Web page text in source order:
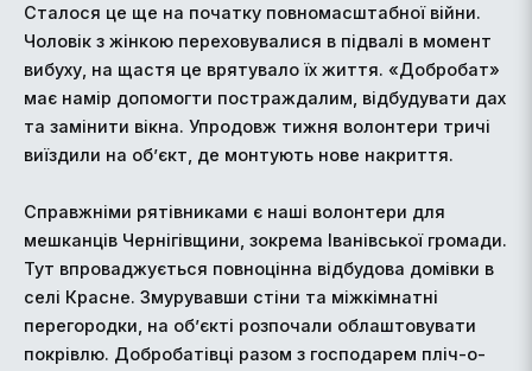
Сталося це ще на початку повномасштабної війни.
Чоловік з жінкою переховувалися в підвалі в момент
вибуху, на щастя це врятувало їх життя. «Добробат»
має намір допомогти постраждалим, відбудувати дах
та замінити вікна. Упродовж тижня волонтери тричі
виїздили на об’єкт, де монтують нове накриття.
Справжніми рятівниками є наші волонтери для
мешканців Чернігівщини, зокрема Іванівської громади.
Тут впроваджується повноцінна відбудова домівки в
селі Красне. Змурувавши стіни та міжкімнатні
перегородки, на об’єкті розпочали облаштовувати
покрівлю. Добробатівці разом з господарем пліч-о-